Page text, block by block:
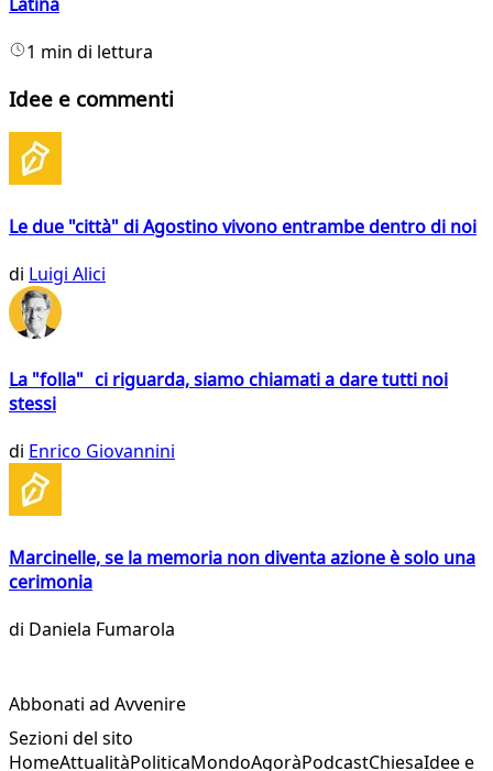
1 min di lettura
Idee e commenti
Le due "città" di Agostino vivono entrambe dentro di noi
di Luigi Alici
La "folla" ci riguarda, siamo chiamati a dare tutti noi
stessi
di Enrico Giovannini
Marcinelle, se la memoria non diventa azione è solo una
cerimonia
di Daniela Fumarola
Abbonati ad Avvenire
Sezioni del sito
HomeAttualitàPoliticaMondoAgoràPodcastChiesaIdee e